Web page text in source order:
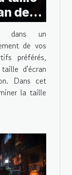
de
?
dans un
de vos
préférés,
d'écran
Dans cet
la taille